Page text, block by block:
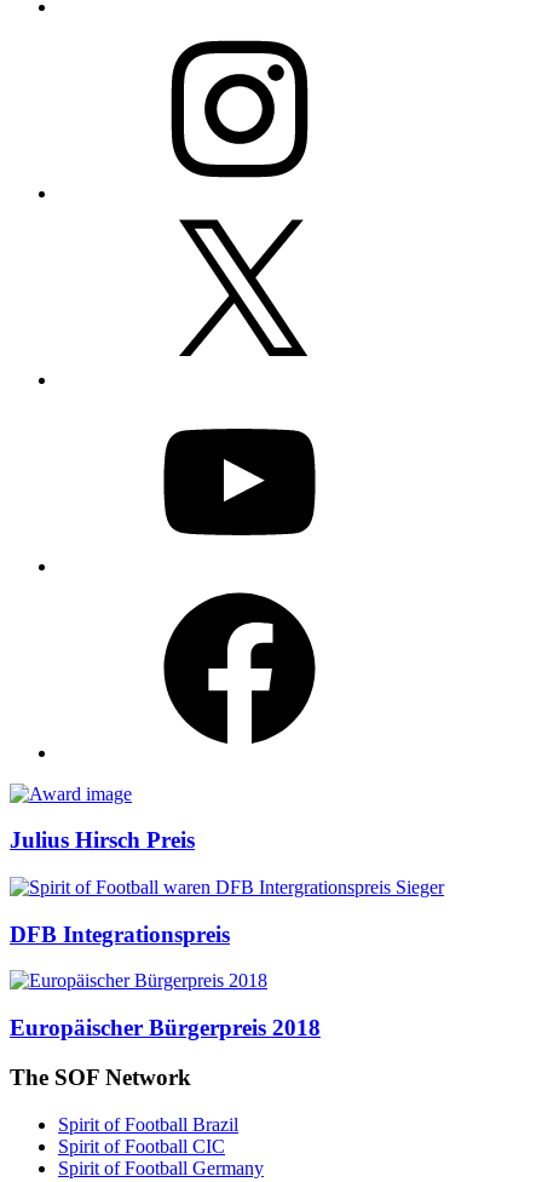
Awards
Julius Hirsch Preis
DFB Integrationspreis
Europäischer Bürgerpreis 2018
The SOF Network
Spirit of Football Brazil
Spirit of Football CIC
Spirit of Football Germany